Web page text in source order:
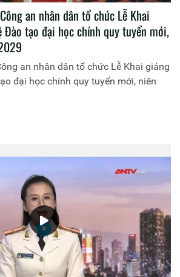
an nhân dân tổ chức Lễ Khai
Đào tạo đại học chính quy tuyển mới,
an nhân dân tổ chức Lễ Khai giảng
đại học chính quy tuyển mới, niên